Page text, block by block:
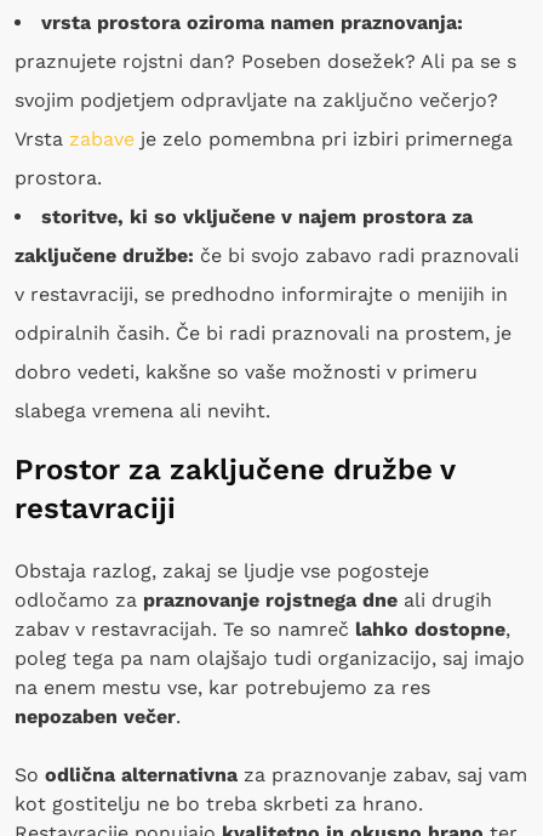
vrsta prostora oziroma namen praznovanja:
praznujete rojstni dan? Poseben dosežek? Ali pa se s
svojim podjetjem odpravljate na zaključno večerjo?
Vrsta zabave je zelo pomembna pri izbiri primernega
prostora.
storitve, ki so vključene v najem prostora za
zaključene družbe: če bi svojo zabavo radi praznovali
v restavraciji, se predhodno informirajte o menijih in
odpiralnih časih. Če bi radi praznovali na prostem, je
dobro vedeti, kakšne so vaše možnosti v primeru
slabega vremena ali neviht.
Prostor za zaključene družbe v
restavraciji
Obstaja razlog, zakaj se ljudje vse pogosteje
odločamo za praznovanje rojstnega dne ali drugih
zabav v restavracijah. Te so namreč lahko dostopne,
poleg tega pa nam olajšajo tudi organizacijo, saj imajo
na enem mestu vse, kar potrebujemo za res
nepozaben večer.
So odlična alternativna za praznovanje zabav, saj vam
kot gostitelju ne bo treba skrbeti za hrano.